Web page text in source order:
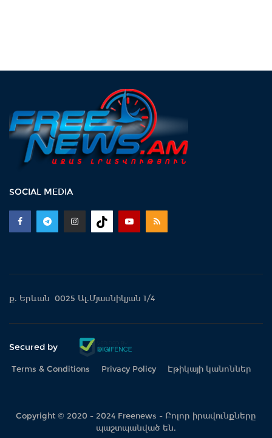
SOCIAL MEDIA
ք. Երևան 0025 Ալ.Մյասնիկյան 1/4
Secured by
Terms & Conditions Privacy Policy Էթիկայի կանոններ
Copyright © 2020 - 2024 Freenews - Բոլոր իրավունքները
պաշտպանված են.